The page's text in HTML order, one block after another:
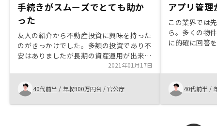
手続きがスムーズでとても助か
った
友人の紹介から不動産投資に興味を持った
のがきっかけでした。多額の投資であり不
安はありましたが長期の資産運用が出来る
と思い決めました。契約の手続きに関して
はスムーズに完了したので非常に助かりま
した。今のところありません。
2021年01月17日
40代前半 / 年収900万円台 / 官公庁
アプリ管
この業界では
ら。多くの物
に的確に回答
ネージできて
40代前半 /